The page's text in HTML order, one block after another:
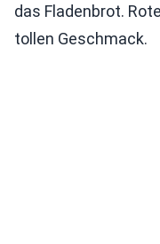
das Fladenbrot.
tollen Geschmack.